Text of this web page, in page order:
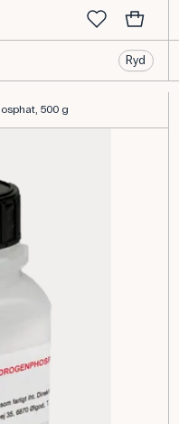
Ryd
500 g